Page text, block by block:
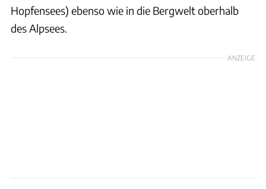
Hopfensees) ebenso wie in die Bergwelt oberhalb
des Alpsees.
ANZEIGE